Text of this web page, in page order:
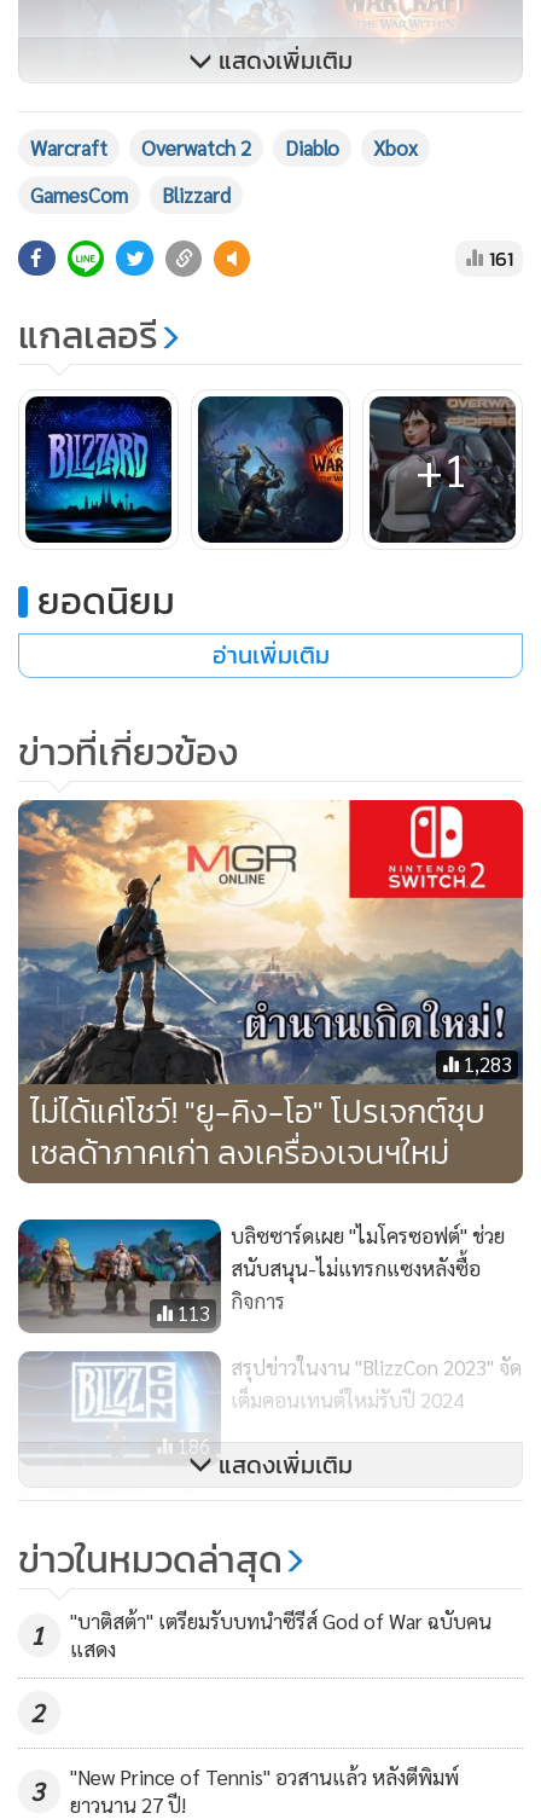
World of Warcraftจะฉลองการเปิดตัว The War Within ภาค
ในวันที่ 27 สิงหาคม หลังจากงาน GamesCom หนึ่งวัน จึงเป็น
The War Within เวอร์ชัน Epic Edition หรือ Collector’s
Edition แบบกล่อง จะสามารถเล่นได้เมื่อเกมเปิดให้เข้าเล่นล่วง
หน้าในวันที่ 23 สิงหาคม (ตามเวลาประเทศไทย)
Diabloก็จะจัดหนักจัดเต็มที่งานนี้ โดยจะพา Sanctuary (โลก
ศักดิ์สิทธิ์) มาสู่ GamesCom ด้วย Diablo IV: Vessel of Hatred
และ Diablo Immortal
Overwatch 2
จะจับมือกับปอร์เช่เพื่อสร้างผลงานความร่วมมือกันครั้งใหม่
อย่างรูปปั้นดีว่าขนาดเท่าตัวจริงที่ผสานดีไซน์ของมาคันน์
รถไฟฟ้าเต็มรูปแบบรุ่นใหม่ล่าสุด รวมถึงการเชิญแฟน ๆ เข้าชม
การจำลองแผนที่ที่เป็นเอกลักษณ์ของ Overwatch 2 แบบ
สมจริง
ติดตามข้อมูลเพิ่มเติมเกี่ยวกับเกมของ Blizzard ในงาน
GamesCom 2024 ที่https://www.gamescom.global/en
*ทีมงานผู้จัดการเกม เรียนเชิญผู้อ่านทุกท่านร่วมเป็นแฟนเพจ
ManagerGame
วงการเกมครับ*
แสดงเพิ่มเติม
Warcraft Overwatch 2 Diablo
Xbox
GamesCom
Blizzard
161
แกลเลอรี
+1
ยอดนิยม
อ่านเพิ่มเติม
ข่าวที่เกี่ยวข้อง
1,283
ไม่ได้แค่โชว์! "ยู-คิง-โอ" โปรเจกต์ชุบ
เซลด้าภาคเก่า ลงเครื่องเจนฯใหม่
113
บลิซซาร์ดเผย "ไมโครซอฟต์" ช่วย
สนับสนุน-ไม่แทรกแซงหลังซื้อ
กิจการ
186
สรุปข่าวในงาน "BlizzCon 2023" จัด
เต็มคอนเทนต์ใหม่รับปี 2024
729
"Diablo Collection" แพคมัดรวม
แสดงเพิ่มเติม
ข่าวในหมวดล่าสุด
1
"บาติสต้า" เตรียมรับบทนำซีรีส์ God of War ฉบับคน
แสดง
2
3
"New Prince of Tennis" อวสานแล้ว หลังตีพิมพ์
ยาวนาน 27 ปี!